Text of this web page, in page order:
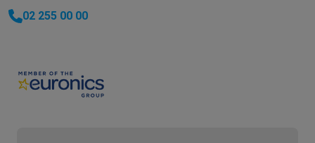
02 255 00 00